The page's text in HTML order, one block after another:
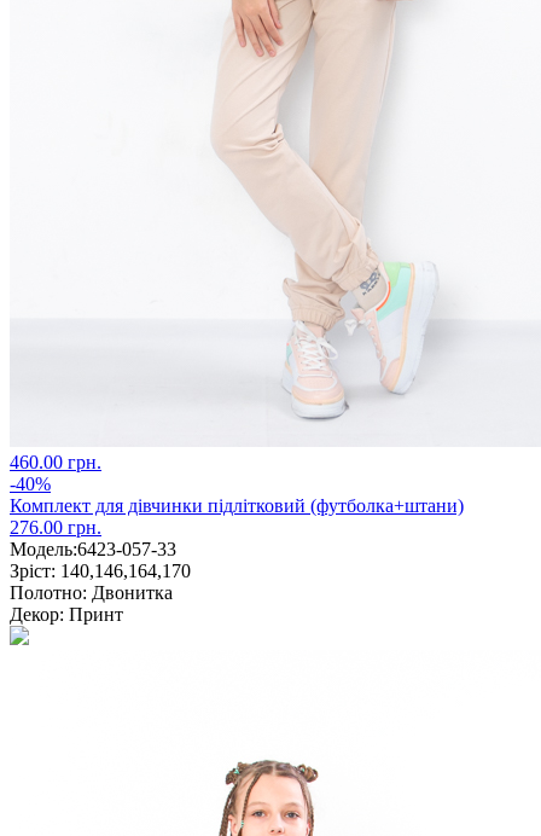
460.00 грн.
-40%
Комплект для дівчинки підлітковий (футболка+штани)
276.00 грн.
Модель:6423-057-33
Зріст: 140,146,164,170
Полотно: Двонитка
Декор: Принт